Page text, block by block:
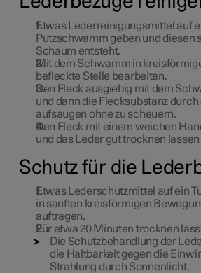
Etwas Lederreinigungsmittel auf
Putzschwamm geben und diesen
Schaum entsteht.
Mit dem Schwamm in
befleckte Stelle bearbeiten.
Den Fleck ausgiebig mit dem
und dann die Flecksubstanz
aufsaugen ohne zu scheuern.
Den Fleck mit einem weichen
und das Leder gut trocknen lassen
Schutz für die
Etwas Lederschutzmittel auf ein
in sanften kreisförmigen
auftragen.
Für etwa 20 Minuten trocknen
Die Schutzbehandlung der
die Haltbarkeit gegen die
Strahlung durch Sonnenlicht.